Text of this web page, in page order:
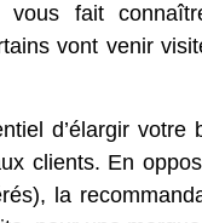
vous fait
vont venir
d’élargir votre
clients. En
la